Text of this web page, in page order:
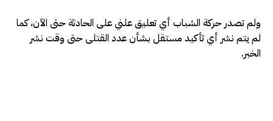
ولم تصدر حركة الشباب أي تعليق علني على الحادثة حتى الآن، كما
لم يتم نشر أي تأكيد مستقل بشأن عدد القتلى حتى وقت نشر
الخبر.